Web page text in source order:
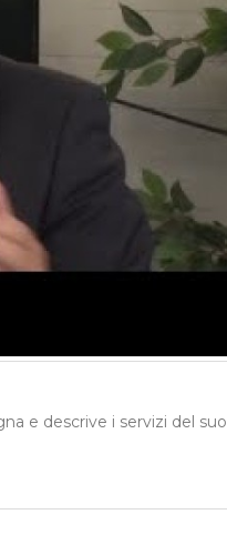
e descrive i servizi del suo